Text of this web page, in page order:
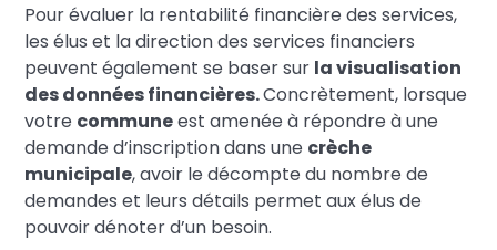
Pour évaluer la rentabilité financière des services,
les élus et la direction des services financiers
peuvent également se baser sur la visualisation
des données financières.Concrètement, lorsque
votre communeest amenée à répondre à une
demande d’inscription dans une crèche
municipale, avoir le décompte du nombre de
demandes et leurs détails permet aux élus de
pouvoir dénoter d’un besoin.